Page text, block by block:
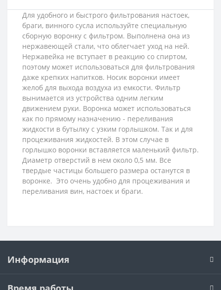
Для удобного и быстрого фильтрования настоек,
браги, винного сусла используйте специальную
сборную воронку с фильтром. Выполнена она из
нержавеющей стали, что облегчает уход на ней.
Нержавейка не вступает в реакцию со спиртом,
поэтому может использоваться для фильтрования
даже крепких напитков. Носик воронки имеет
желоб для выхода воздуха из емкости. Фильтр
вынимается из устройства одним легким
движением руки. Воронка может использоваться
как по прямому назначению - переливания
жидкости в бутылку с узким горлышком. Так и для
процеживания жидкостей. В этом случае в
горлышко воронки вставляется маленький фильтр.
Диаметр отверстий в нем около 0,5 мм. Все
твердые частицы большего размера останутся в
воронке. Это очень удобно для процеживания и
переливания вин, настоек и браги.
Информация